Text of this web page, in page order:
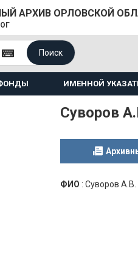
АРХИВ ОРЛОВСКОЙ
Поиск
ИМЕННОЙ
Суворов
ФИО : Суворов А.В.